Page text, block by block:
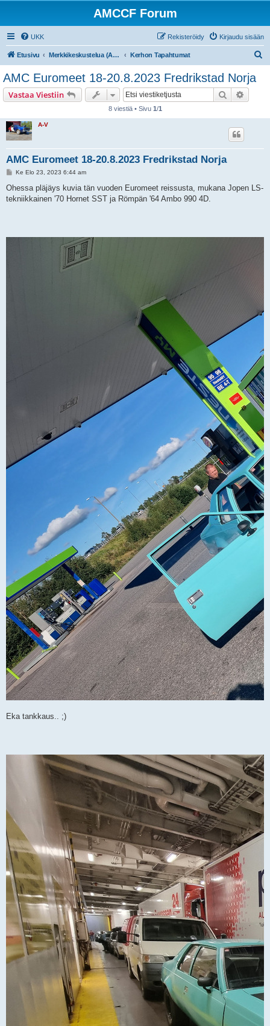
AMCCF Forum
UKK Kirjaudu sisään
Rekisteröidy
Etusivu Merkkikeskustelua (AMC/Rambler/Nash/Hudson/Jeep) Kerhon Tapahtumat
AMC Euromeet 18-20.8.2023 Fredrikstad Norja
Vastaa Viestiin Etsi
8 viestiä • Sivu 1/1
A-V
AMC Euromeet 18-20.8.2023 Fredrikstad Norja
V
e
t
Ke Elo 23, 2023 6:44 am
Ohessa pläjäys kuvia tän vuoden Euromeet reissusta, mukana Jopen LS-
tekniikkainen '70 Hornet SST ja Römpän '64 Ambo 990 4D.
Eka tankkaus.. ;)